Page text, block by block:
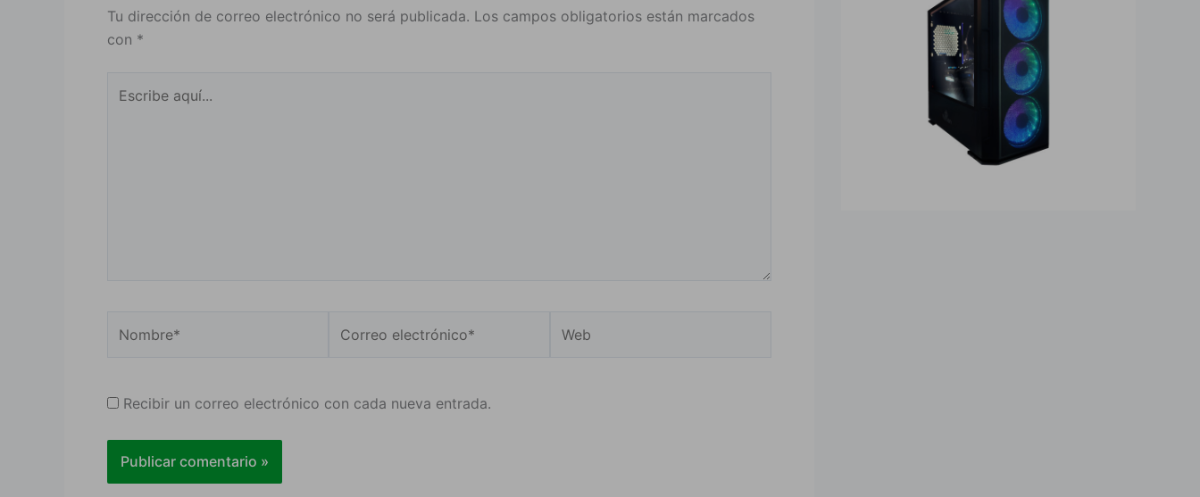
Tu dirección de correo electrónico no será publicada. Los campos obligatorios están marcados
con *
aquí...
electrónico*
Recibir un correo electrónico con cada nueva entrada.